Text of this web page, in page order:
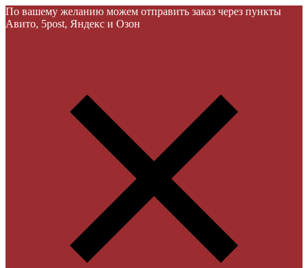
По вашему желанию можем отправить заказ через пункты
Авито, 5post, Яндекс и Озон